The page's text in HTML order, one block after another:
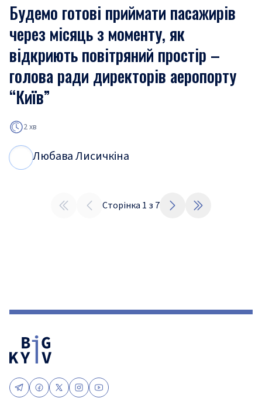
Будемо готові приймати пасажирів
через місяць з моменту, як
відкриють повітряний простір –
голова ради директорів аеропорту
“Київ”
2 хв
Любава Лисичкіна
Сторінка 1 з 7